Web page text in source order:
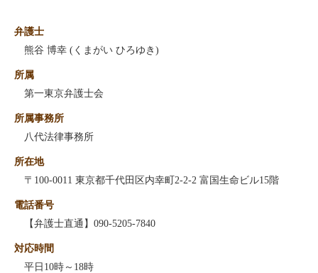
弁護士
熊谷 博幸 (くまがい ひろゆき)
所属
第一東京弁護士会
所属事務所
八代法律事務所
所在地
〒100-0011 東京都千代田区内幸町2-2-2 富国生命ビル15階
電話番号
【弁護士直通】090-5205-7840
対応時間
平日10時～18時